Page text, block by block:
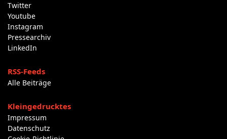
Twitter
Youtube
Instagram
Pressearchiv
LinkedIn
RSS-Feeds
Alle Beiträge
Kleingedrucktes
Impressum
Datenschutz